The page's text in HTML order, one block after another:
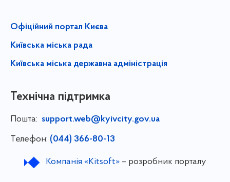
Офіційний портал Києва
Київська міська рада
Київська міська державна адміністрація
Технічна підтримка
Пошта: support.web@kyivcity.gov.ua
Телефон: (044) 366-80-13
Компанія «Kitsoft»– розробник порталу